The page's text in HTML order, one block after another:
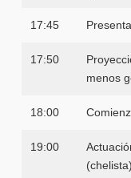
17:45
17:50
menos
18:00
19:00
(chelista)